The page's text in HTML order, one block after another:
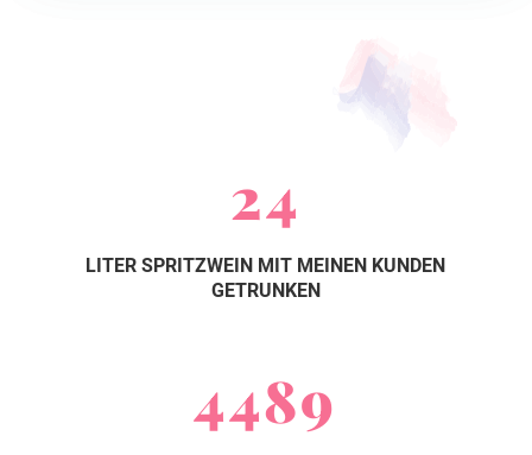
24
LITER SPRITZWEIN MIT MEINEN KUNDEN
GETRUNKEN
4489